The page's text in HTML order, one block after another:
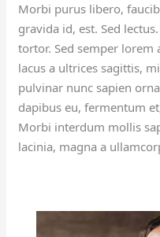
Morbi purus libero,
gravida id, est. Sed
tortor. Sed semper lorem
lacus a ultrices sagittis,
pulvinar nunc sapien
dapibus eu, fermentum
Morbi interdum mollis
lacinia, magna a